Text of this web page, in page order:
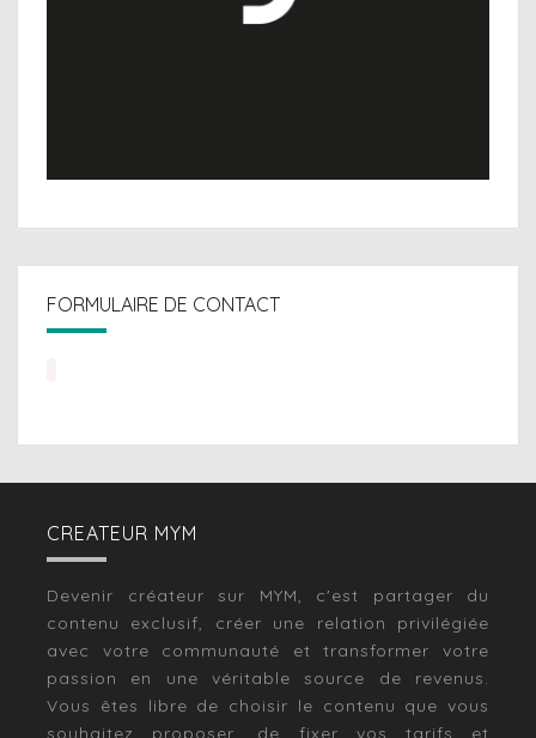
FORMULAIRE DE CONTACT
CREATEUR MYM
Devenir créateur sur MYM, c'est partager du
contenu exclusif, créer une relation privilégiée
avec votre communauté et transformer votre
passion en une véritable source de revenus.
Vous êtes libre de choisir le contenu que vous
souhaitez proposer, de fixer vos tarifs et